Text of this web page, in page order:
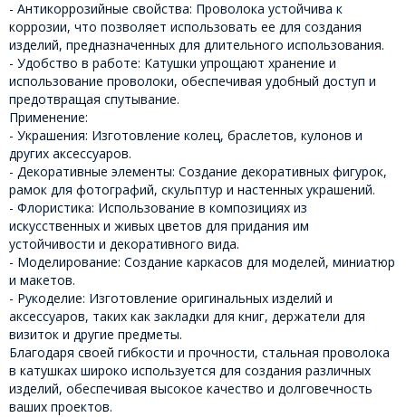
- Антикоррозийные свойства: Проволока устойчива к
коррозии, что позволяет использовать ее для создания
изделий, предназначенных для длительного использования.
- Удобство в работе: Катушки упрощают хранение и
использование проволоки, обеспечивая удобный доступ и
предотвращая спутывание.
Применение:
- Украшения: Изготовление колец, браслетов, кулонов и
других аксессуаров.
- Декоративные элементы: Создание декоративных фигурок,
рамок для фотографий, скульптур и настенных украшений.
- Флористика: Использование в композициях из
искусственных и живых цветов для придания им
устойчивости и декоративного вида.
- Моделирование: Создание каркасов для моделей, миниатюр
и макетов.
- Рукоделие: Изготовление оригинальных изделий и
аксессуаров, таких как закладки для книг, держатели для
визиток и другие предметы.
Благодаря своей гибкости и прочности, стальная проволока
в катушках широко используется для создания различных
изделий, обеспечивая высокое качество и долговечность
ваших проектов.